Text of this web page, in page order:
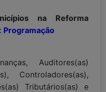
na Reforma
Programação
Auditores(as)
Controladores(as),
Tributários(as) e